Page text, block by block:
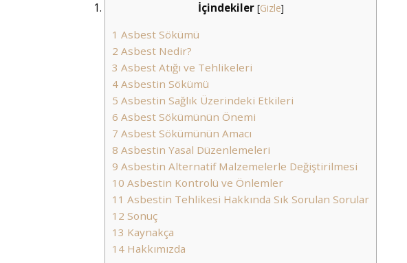
İçindekiler [Gizle]
1 Asbest Sökümü
2 Asbest Nedir?
3 Asbest Atığı ve Tehlikeleri
4 Asbestin Sökümü
5 Asbestin Sağlık Üzerindeki Etkileri
6 Asbest Sökümünün Önemi
7 Asbest Sökümünün Amacı
8 Asbestin Yasal Düzenlemeleri
9 Asbestin Alternatif Malzemelerle Değiştirilmesi
10 Asbestin Kontrolü ve Önlemler
11 Asbestin Tehlikesi Hakkında Sık Sorulan Sorular
12 Sonuç
13 Kaynakça
14 Hakkımızda